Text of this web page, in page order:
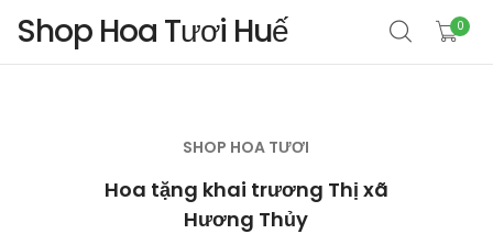
Shop Hoa Tươi Huế 0
SHOP HOA TƯƠI
Hoa tặng khai trương Thị xã
Hương Thủy